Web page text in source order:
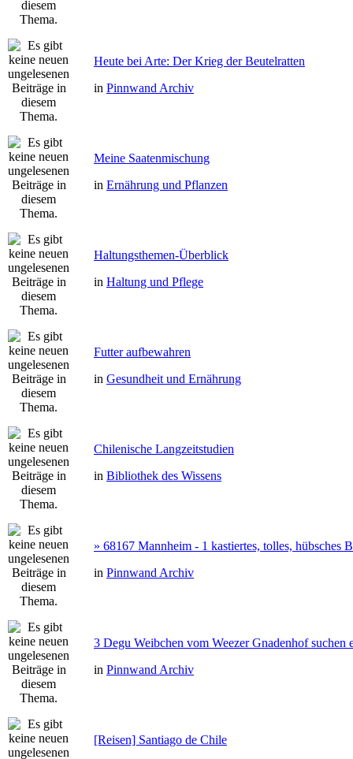
Heute bei Arte: Der Krieg der Beutelratten
in Pinnwand Archiv
Meine Saatenmischung
in Ernährung und Pflanzen
Haltungsthemen-Überblick
in Haltung und Pflege
Futter aufbewahren
in Gesundheit und Ernährung
Chilenische Langzeitstudien
in Bibliothek des Wissens
» 68167 Mannheim - 1 kastiertes, tolles, hübsches
in Pinnwand Archiv
3 Degu Weibchen vom Weezer Gnadenhof suchen
in Pinnwand Archiv
[Reisen] Santiago de Chile